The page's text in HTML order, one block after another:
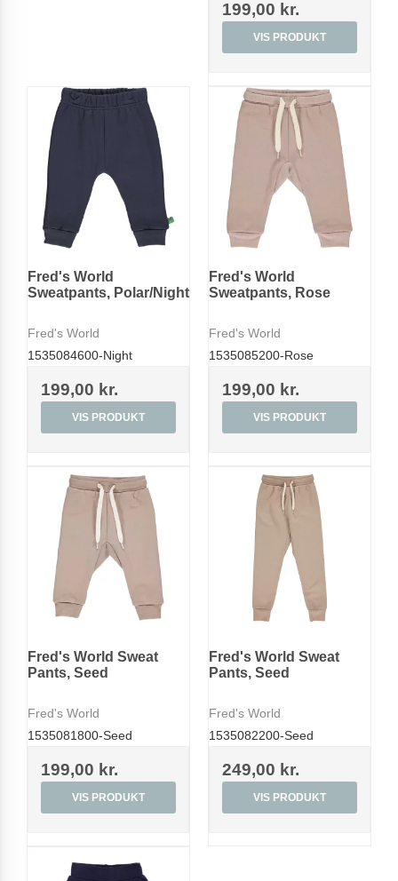
199,00 kr.
VIS PRODUKT
Fred's World
Sweatpants, Polar/Night
Fred's World
1535084600-Night
199,00 kr.
VIS PRODUKT
Fred's World
Sweatpants, Rose
Fred's World
1535085200-Rose
199,00 kr.
VIS PRODUKT
Fred's World Sweat
Pants, Seed
Fred's World
1535081800-Seed
199,00 kr.
VIS PRODUKT
Fred's World Sweat
Pants, Seed
Fred's World
1535082200-Seed
249,00 kr.
VIS PRODUKT